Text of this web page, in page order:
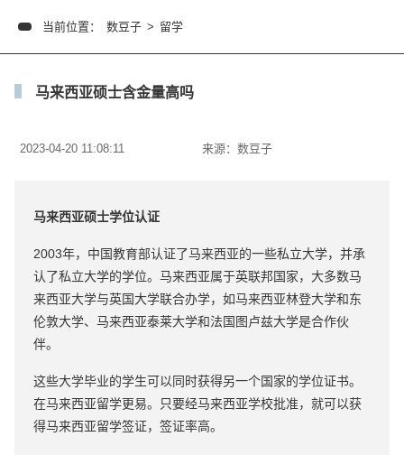
当前位置： 数豆子 > 留学
马来西亚硕士含金量高吗
2023-04-20 11:08:11 来源： 数豆子
马来西亚硕士学位认证
2003年，中国教育部认证了马来西亚的一些私立大学，并承
认了私立大学的学位。马来西亚属于英联邦国家，大多数马
来西亚大学与英国大学联合办学，如马来西亚林登大学和东
伦敦大学、马来西亚泰莱大学和法国图卢兹大学是合作伙
伴。
这些大学毕业的学生可以同时获得另一个国家的学位证书。
在马来西亚留学更易。只要经马来西亚学校批准，就可以获
得马来西亚留学签证，签证率高。